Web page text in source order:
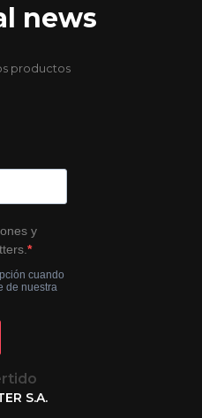
news
productos
S.A.